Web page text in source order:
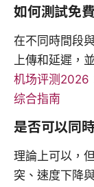
如何測試免
在不同時間段
上傳和延遲，
机场评测2026
综合指南
是否可以同
理論上可以，
突、速度下降